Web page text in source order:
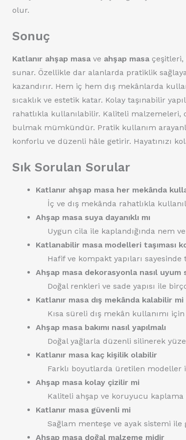
olur.
Sonuç
Katlanır ahşap masa ve ahşap masa çeşitleri,
sunar. Özellikle dar alanlarda pratiklik
kazandırır. Hem iç hem dış mekânlarda
sıcaklık ve estetik katar. Kolay taşınabilir
rahatlıkla kullanılabilir. Kaliteli malzemeleri,
bulmak mümkündür. Pratik kullanım
konforlu ve düzenli hâle getirir. Hayatınızı
Sık Sorulan Sorular
Katlanır ahşap masa her mekânda
İç ve dış mekânda rahatlıkla
Ahşap masa suya dayanıklı mı
Uygun cila ile kaplandığında nem
Katlanabilir masa modelleri taşıması
Hafif ve kompakt yapıları sayesinde
Ahşap masa dekorasyonla nasıl uyum
Doğal renkleri ve sade yapısı ile
Katlanır masa dış mekânda kalabilir mi
Kısa süreli dış mekân kullanımı
Ahşap masa bakımı nasıl yapılmalı
Doğal yağlarla düzenli silinerek
Katlanır masa kaç kişilik olabilir
Farklı boyutlarda üretilen modeller
Ahşap masa kolay çizilir mi
Kaliteli ahşap ve koruyucu kaplama
Katlanır masa güvenli mi
Sağlam menteşe ve ayak sistemi ile
Ahşap masa doğal malzeme midir